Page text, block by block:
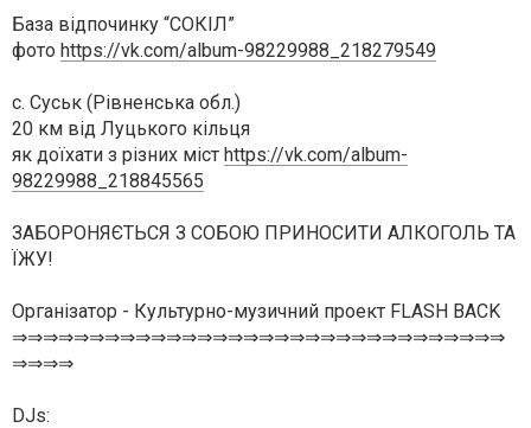
База відпочинку “СОКІЛ”
фото https://vk.com/album-98229988_218279549
с. Суськ (Рівненська обл.)
20 км від Луцького кільця
як доїхати з різних міст https://vk.com/album-
98229988_218845565
ЗАБОРОНЯЄТЬСЯ З СОБОЮ ПРИНОСИТИ АЛКОГОЛЬ ТА
ЇЖУ!
Організатор - Культурно-музичний проект FLASH BACK
⇒⇒⇒⇒⇒⇒⇒⇒⇒⇒⇒⇒⇒⇒⇒⇒⇒⇒⇒⇒⇒⇒⇒⇒⇒⇒⇒⇒⇒⇒⇒⇒
⇒⇒⇒⇒
DJs: